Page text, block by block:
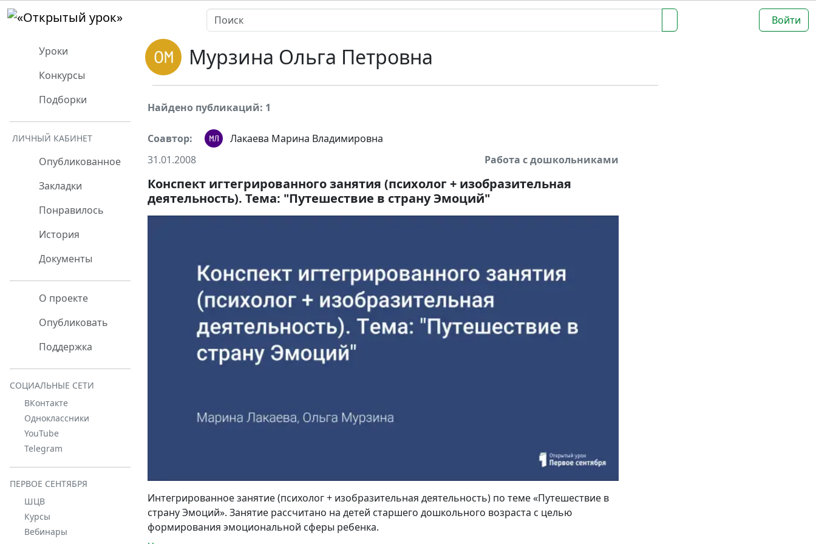
Войти
Уроки
Конкурсы
Подборки
ЛИЧНЫЙ КАБИНЕТ
Опубликованное
Закладки
Понравилось
История
Документы
О проекте
Опубликовать
Поддержка
СОЦИАЛЬНЫЕ СЕТИ
ВКонтакте
Одноклассники
YouTube
Telegram
ПЕРВОЕ СЕНТЯБРЯ
ШЦВ
Курсы
Вебинары
Мурзина Ольга Петровна
Найдено публикаций: 1
Соавтор:
Лакаева Марина Владимировна
31.01.2008
Работа с дошкольниками
Конспект игтегрированного занятия (психолог + изобразительная
деятельность). Тема: "Путешествие в страну Эмоций"
Интегрированное занятие (психолог + изобразительная деятельность) по теме «Путешествие в
страну Эмоций». Занятие рассчитано на детей старшего дошкольного возраста с целью
формирования эмоциональной сферы ребенка.